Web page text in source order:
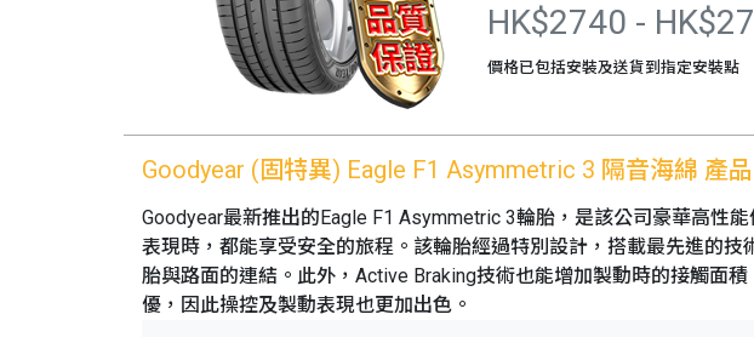
HK$2740 - HK$
價格已包括安裝及送貨到指定安裝點
Goodyear (固特異) Eagle F1 Asymmetric 3 隔音海綿 產
Goodyear最新推出的Eagle F1 Asymmetric 3輪胎，是該公司豪華高性
表現時，都能享受安全的旅程。該輪胎經過特別設計，搭載最先進的
胎與路面的連結。此外，Active Braking技術也能增加製動時的接觸面
優，因此操控及製動表現也更加出色。